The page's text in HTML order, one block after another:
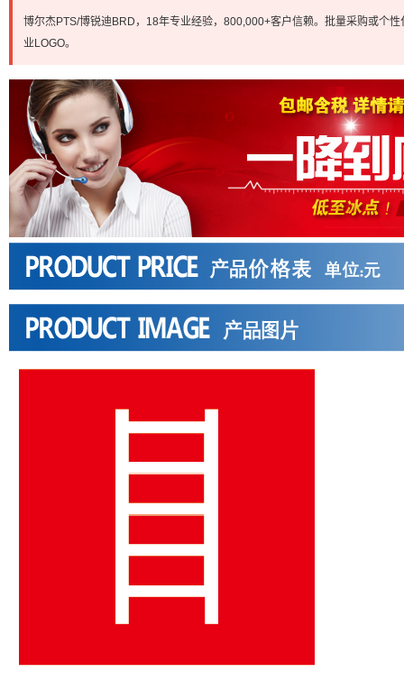
博尔杰PTS/博锐迪BRD，18年专业经验，800,000+客户信赖。批量采购或个
业LOGO。